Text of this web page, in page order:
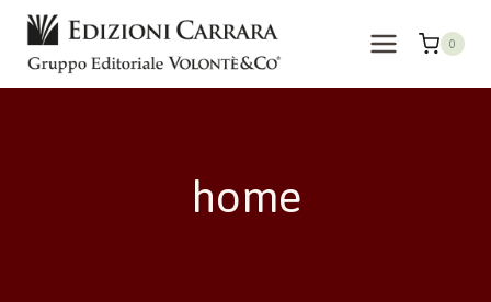
Salta
contenuto
0
home